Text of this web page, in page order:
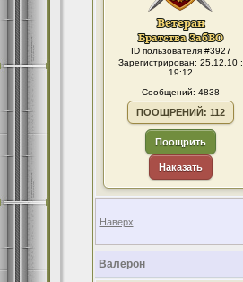
ID пользователя #3927
Зарегистрирован: 25.12.10 :
19:12
Сообщений: 4838
ПООЩРЕНИЙ: 112
Поощрить
Наказать
Наверх
Валерон